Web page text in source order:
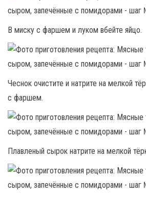
В миску с фаршем и луком вбейте яйцо.
Чеснок очистите и натрите на мелкой
с фаршем.
Плавленый сырок натрите на мелкой